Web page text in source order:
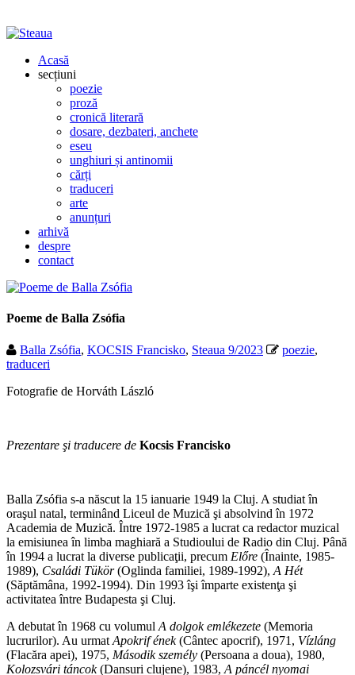
Acasă
secțiuni
poezie
proză
cronică literară
dosare, dezbateri, anchete
eseu
unghiuri și antinomii
cărți
traduceri
arte
anunțuri
arhivă
despre
contact
Poeme de Balla Zsófia
Balla Zsófia, KOCSIS Francisko, Steaua 9/2023 poezie,
traduceri
Fotografie de Horváth László
Prezentare şi traducere de Kocsis Francisko
Balla Zsófia s-a născut la 15 ianuarie 1949 la Cluj. A studiat în
oraşul natal, terminând Liceul de Muzică şi absolvind în 1972
Academia de Muzică. Între 1972-1985 a lucrat ca redactor muzical
la emisiunea în limba maghiară a Studioului de Radio din Cluj. Până
în 1994 a lucrat la diverse publicaţii, precum Előre (Înainte, 1985-
1989), Családi Tükör(Oglinda familiei, 1989-1992), A Hét
(Săptămâna, 1992-1994). Din 1993 îşi împarte existenţa şi
activitatea între Budapesta şi Cluj.
A debutat în 1968 cu volumul A dolgok emlékezete (Memoria
lucrurilor). Au urmat Apokrif ének(Cântec apocrif), 1971, Vízláng
(Flacăra apei), 1975, Második személy (Persoana a doua), 1980,
Kolozsvári táncok(Dansuri clujene), 1983, A páncél nyomai